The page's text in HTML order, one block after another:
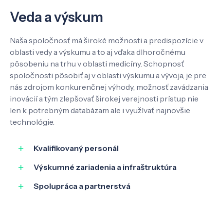
Pôsobenie
Know-how
O nás
SK EN
Veda a výskum
Naša spoločnosť má široké možnosti a predispozície v
oblasti vedy a výskumu a to aj vďaka dlhoročnému
pôsobeniu na trhu v oblasti medicíny. Schopnosť
spoločnosti pôsobiť aj v oblasti výskumu a vývoja, je pre
nás zdrojom konkurenčnej výhody, možnosť zavádzania
inovácií a tým zlepšovať širokej verejnosti prístup nie
len k potrebným databázam ale i využívať najnovšie
technológie.
Kvalifikovaný personál
Výskumné zariadenia a infraštruktúra
Spolupráca a partnerstvá